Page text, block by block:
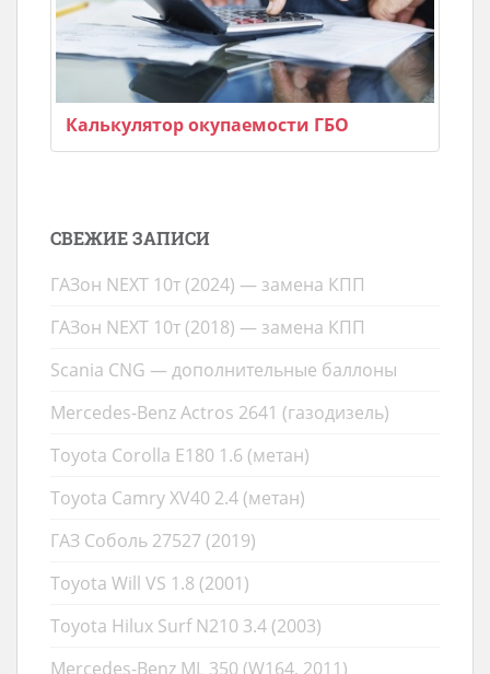
Калькулятор окупаемости ГБО
СВЕЖИЕ ЗАПИСИ
ГАЗон NEXT 10т (2024) — замена КПП
ГАЗон NEXT 10т (2018) — замена КПП
Scania CNG — дополнительные баллоны
Mercedes-Benz Actros 2641 (газодизель)
Toyota Corolla E180 1.6 (метан)
Toyota Camry XV40 2.4 (метан)
ГАЗ Соболь 27527 (2019)
Toyota Will VS 1.8 (2001)
Toyota Hilux Surf N210 3.4 (2003)
Mercedes-Benz ML 350 (W164, 2011)